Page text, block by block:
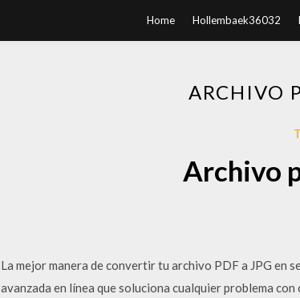
Home Hollembaek36032
ARCHIVO
Archivo
La mejor manera de convertir tu archivo PDF a JPG en
avanzada en línea que soluciona cualquier problema